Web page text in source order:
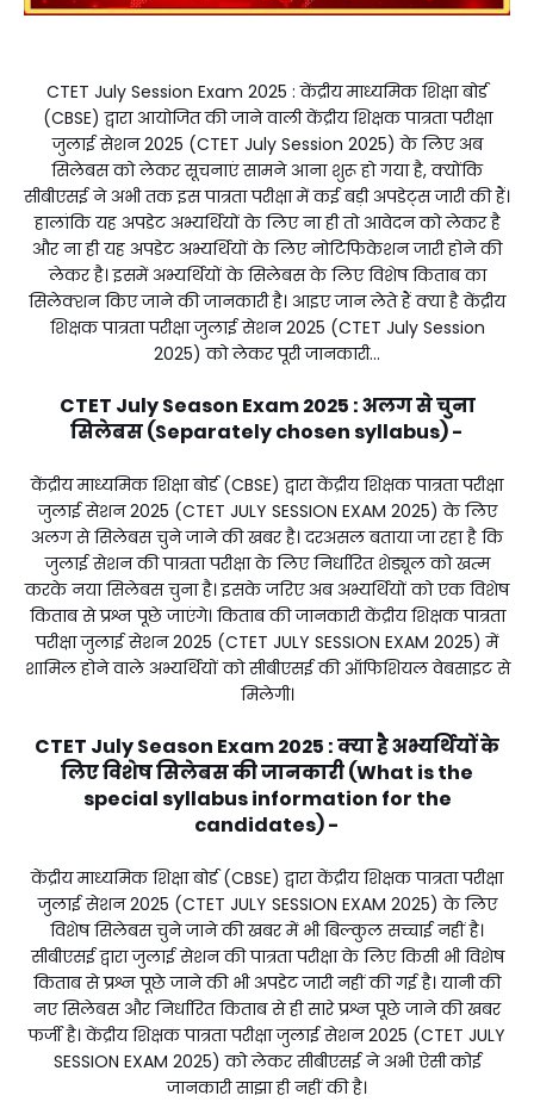
CTET July Session Exam 2025 : केंद्रीय माध्यमिक शिक्षा बोर्ड
(CBSE) द्वारा आयोजित की जाने वाली केंद्रीय शिक्षक पात्रता परीक्षा
जुलाई सेशन 2025 (CTET July Session 2025) के लिए अब
सिलेबस को लेकर सूचनाएं सामने आना शुरू हो गया है, क्योंकि
सीबीएसई ने अभी तक इस पात्रता परीक्षा में कई बड़ी अपडेट्स जारी की हैं।
हालांकि यह अपडेट अभ्यर्थियों के लिए ना ही तो आवेदन को लेकर है
और ना ही यह अपडेट अभ्यर्थियों के लिए नोटिफिकेशन जारी होने की
लेकर है। इसमें अभ्यर्थियों के सिलेबस के लिए विशेष किताब का
सिलेक्शन किए जाने की जानकारी है। आइए जान लेते हैं क्या है केंद्रीय
शिक्षक पात्रता परीक्षा जुलाई सेशन 2025 (CTET July Session
2025) को लेकर पूरी जानकारी...
CTET July Season Exam 2025 : अलग से चुना
सिलेबस (Separately chosen syllabus) -
केंद्रीय माध्यमिक शिक्षा बोर्ड (CBSE) द्वारा केंद्रीय शिक्षक पात्रता परीक्षा
जुलाई सेशन 2025 (CTET JULY SESSION EXAM 2025) के लिए
अलग से सिलेबस चुने जाने की खबर है। दरअसल बताया जा रहा है कि
जुलाई सेशन की पात्रता परीक्षा के लिए निर्धारित शेड्यूल को खत्म
करके नया सिलेबस चुना है। इसके जरिए अब अभ्यर्थियों को एक विशेष
किताब से प्रश्न पूछे जाएंगे। किताब की जानकारी केंद्रीय शिक्षक पात्रता
परीक्षा जुलाई सेशन 2025 (CTET JULY SESSION EXAM 2025) में
शामिल होने वाले अभ्यर्थियों को सीबीएसई की ऑफिशियल वेबसाइट से
मिलेगी।
CTET July Season Exam 2025 : क्या है अभ्यर्थियों के
लिए विशेष सिलेबस की जानकारी (What is the
special syllabus information for the
candidates) -
केंद्रीय माध्यमिक शिक्षा बोर्ड (CBSE) द्वारा केंद्रीय शिक्षक पात्रता परीक्षा
जुलाई सेशन 2025 (CTET JULY SESSION EXAM 2025) के लिए
विशेष सिलेबस चुने जाने की खबर में भी बिल्कुल सच्चाई नहीं है।
सीबीएसई द्वारा जुलाई सेशन की पात्रता परीक्षा के लिए किसी भी विशेष
किताब से प्रश्न पूछे जाने की भी अपडेट जारी नहीं की गई है। यानी की
नए सिलेबस और निर्धारित किताब से ही सारे प्रश्न पूछे जाने की खबर
फर्जी है। केंद्रीय शिक्षक पात्रता परीक्षा जुलाई सेशन 2025 (CTET JULY
SESSION EXAM 2025) को लेकर सीबीएसई ने अभी ऐसी कोई
जानकारी साझा ही नहीं की है।